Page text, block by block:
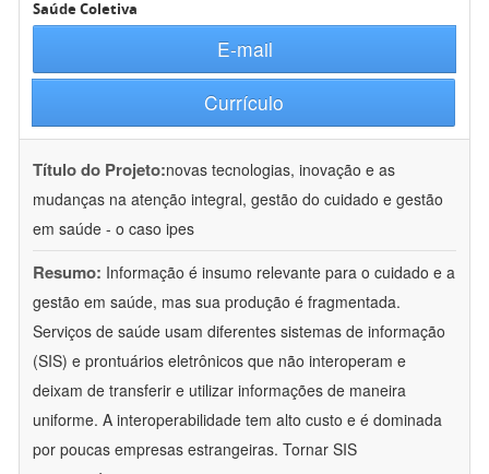
Saúde Coletiva
E-mail
Currículo
Título do Projeto:novas tecnologias, inovação e as
mudanças na atenção integral, gestão do cuidado e gestão
em saúde - o caso ipes
Resumo: Informação é insumo relevante para o cuidado e a
gestão em saúde, mas sua produção é fragmentada.
Serviços de saúde usam diferentes sistemas de informação
(SIS) e prontuários eletrônicos que não interoperam e
deixam de transferir e utilizar informações de maneira
uniforme. A interoperabilidade tem alto custo e é dominada
por poucas empresas estrangeiras. Tornar SIS